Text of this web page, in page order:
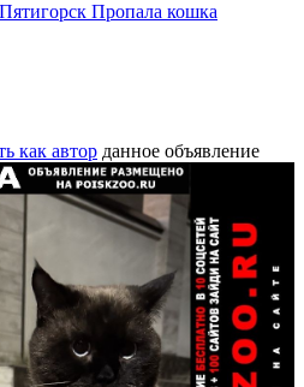
Пятигорск Пропала кошка
как автор данное объявление